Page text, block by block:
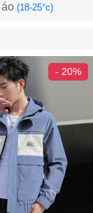
áo(18-25°c)
- 20%